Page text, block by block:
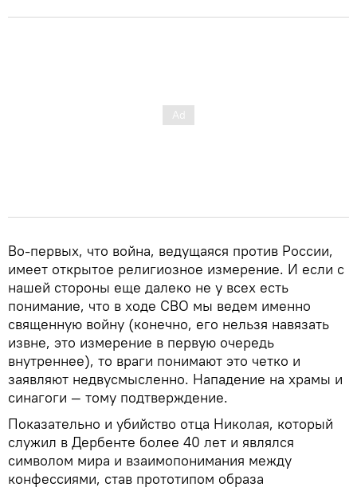
Во-первых, что война, ведущаяся против России,
имеет открытое религиозное измерение. И если с
нашей стороны еще далеко не у всех есть
понимание, что в ходе СВО мы ведем именно
священную войну (конечно, его нельзя навязать
извне, это измерение в первую очередь
внутреннее), то враги понимают это четко и
заявляют недвусмысленно. Нападение на храмы и
синагоги — тому подтверждение.
Показательно и убийство отца Николая, который
служил в Дербенте более 40 лет и являлся
символом мира и взаимопонимания между
конфессиями, став прототипом образа